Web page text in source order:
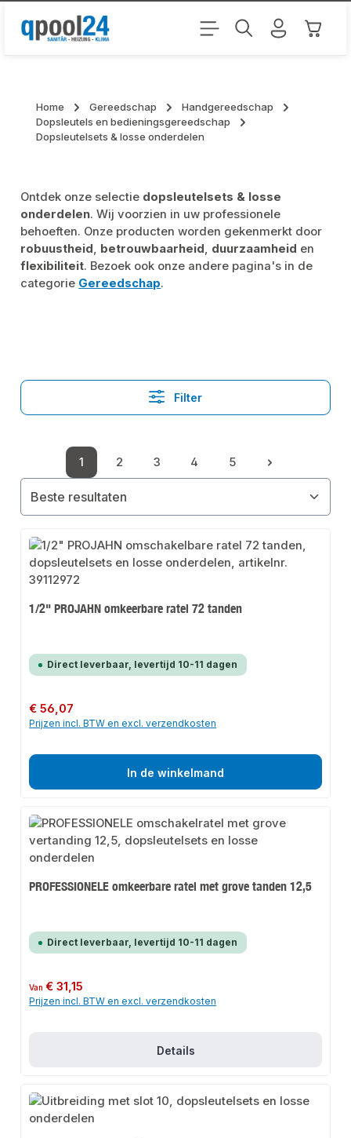
Ga naar de hoofdinhoud
Home Gereedschap
Handgereedschap
Dopsleutels en bedieningsgereedschap
Dopsleutelsets & losse onderdelen
Ontdek onze selectie dopsleutelsets & losse
onderdelen. Wij voorzien in uw professionele
behoeften. Onze producten worden gekenmerkt door
robuustheid, betrouwbaarheid, duurzaamheid en
flexibiliteit. Bezoek ook onze andere pagina's in de
categorie Gereedschap.
Filter
Pagina
1
Pagina
2
Pagina
3
Pagina
4
Pagina
5
1/2" PROJAHN omkeerbare ratel 72 tanden
Direct leverbaar, levertijd 10-11 dagen
Normale prijs:
€ 56,07
Prijzen incl. BTW en excl. verzendkosten
In de winkelmand
PROFESSIONELE omkeerbare ratel met grove tanden 12,5
Direct leverbaar, levertijd 10-11 dagen
Normale prijs:
Van€ 31,15
Prijzen incl. BTW en excl. verzendkosten
Details